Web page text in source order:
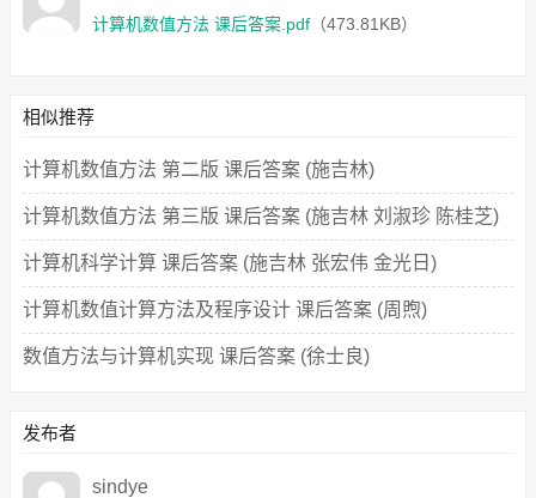
计算机数值方法 课后答案.pdf （473.81KB）
相似推荐
计算机数值方法 第二版 课后答案 (施吉林)
计算机数值方法 第三版 课后答案 (施吉林 刘淑珍 陈桂芝)
计算机科学计算 课后答案 (施吉林 张宏伟 金光日)
计算机数值计算方法及程序设计 课后答案 (周煦)
数值方法与计算机实现 课后答案 (徐士良)
发布者
sindye